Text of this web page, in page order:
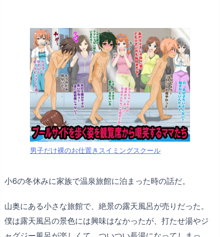
男子だけ裸のお仕置きスイミングスクール
小6の冬休みに家族で温泉旅館に泊まった時の話だ。
山奥にある小さな旅館で、絶景の露天風呂が売りだった。
僕は露天風呂の景色には興味はなかったが、打たせ湯やジ